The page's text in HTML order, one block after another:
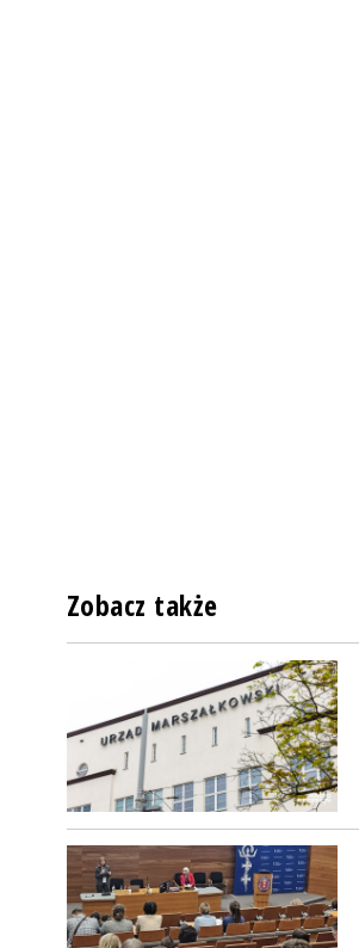
Zobacz także